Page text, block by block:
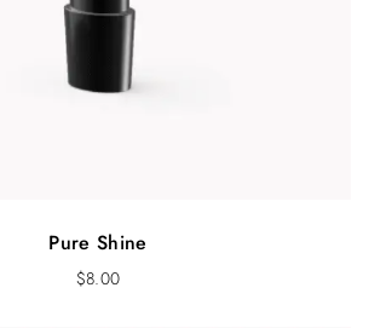
Pure Shine
$8.00